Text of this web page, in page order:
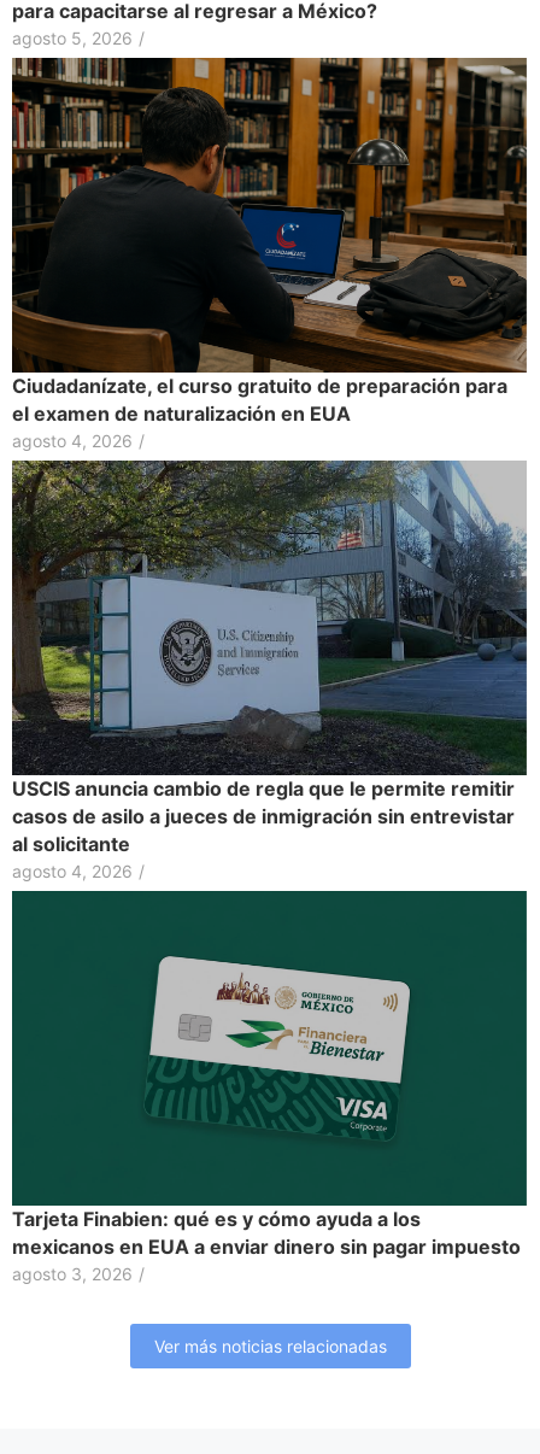
para capacitarse al regresar a México?
agosto 5, 2026 /
Ciudadanízate, el curso gratuito de preparación para
el examen de naturalización en EUA
agosto 4, 2026 /
USCIS anuncia cambio de regla que le permite remitir
casos de asilo a jueces de inmigración sin entrevistar
al solicitante
agosto 4, 2026 /
Tarjeta Finabien: qué es y cómo ayuda a los
mexicanos en EUA a enviar dinero sin pagar impuesto
agosto 3, 2026 /
Ver más noticias relacionadas